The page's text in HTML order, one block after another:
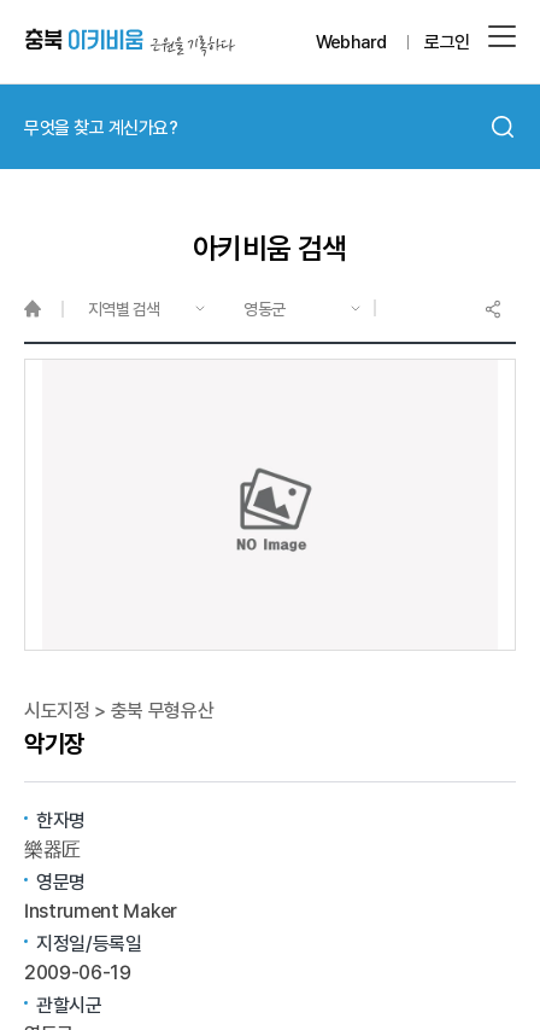
Webhard 로그인
아키비움 검색
지역별 검색 영동군
시도지정 > 충북 무형유산
악기장
한자명
樂器匠
영문명
Instrument Maker
지정일/등록일
2009-06-19
관할시군